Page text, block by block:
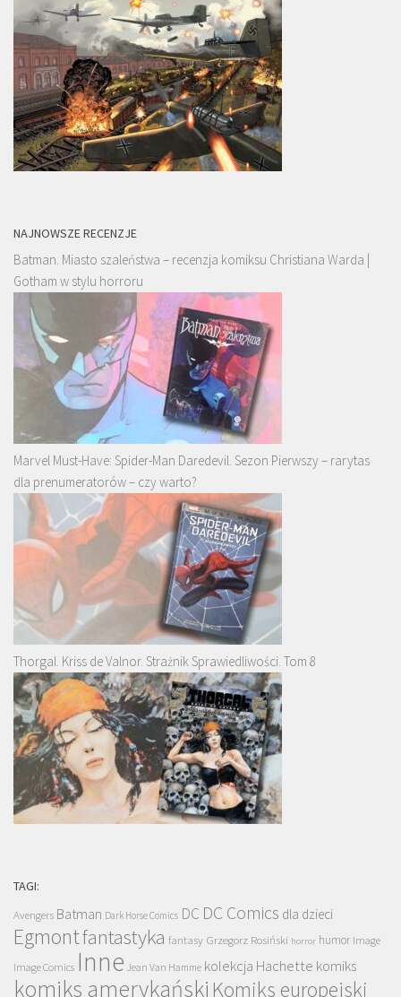
NAJNOWSZE RECENZJE
Batman. Miasto szaleństwa – recenzja komiksu Christiana Warda |
Gotham w stylu horroru
Marvel Must-Have: Spider-Man Daredevil. Sezon Pierwszy – rarytas
dla prenumeratorów – czy warto?
Thorgal. Kriss de Valnor. Strażnik Sprawiedliwości. Tom 8
TAGI:
Avengers Batman Dark Horse Comics DC DC Comics dla dzieci
Egmontfantastyka fantasy Grzegorz Rosiński horror humor Image
Image Comics Inne Jean Van Hamme kolekcja Hachette komiks
komiks amerykański Komiks europejski